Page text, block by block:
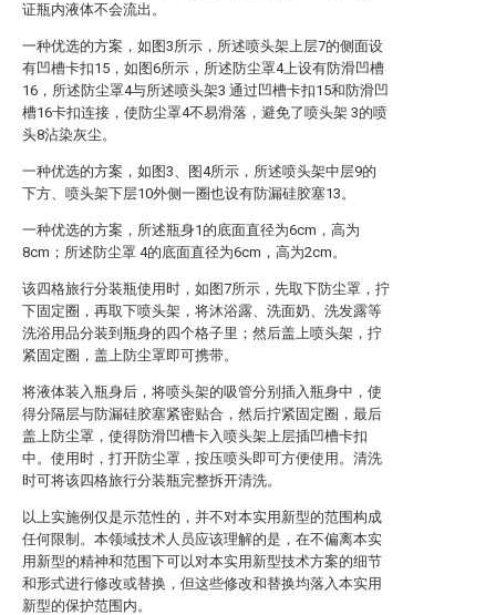
证瓶内液体不会流出。
一种优选的方案，如图3所示，所述喷头架上层7的侧面设
有凹槽卡扣15，如图6所示，所述防尘罩4上设有防滑凹槽
16，所述防尘罩4与所述喷头架3 通过凹槽卡扣15和防滑凹
槽16卡扣连接，使防尘罩4不易滑落，避免了喷头架 3的喷
头8沾染灰尘。
一种优选的方案，如图3、图4所示，所述喷头架中层9的
下方、喷头架下层10外侧一圈也设有防漏硅胶塞13。
一种优选的方案，所述瓶身1的底面直径为6cm，高为
8cm；所述防尘罩 4的底面直径为6cm，高为2cm。
该四格旅行分装瓶使用时，如图7所示，先取下防尘罩，拧
下固定圈，再取下喷头架，将沐浴露、洗面奶、洗发露等
洗浴用品分装到瓶身的四个格子里；然后盖上喷头架，拧
紧固定圈，盖上防尘罩即可携带。
将液体装入瓶身后，将喷头架的吸管分别插入瓶身中，使
得分隔层与防漏硅胶塞紧密贴合，然后拧紧固定圈，最后
盖上防尘罩，使得防滑凹槽卡入喷头架上层插凹槽卡扣
中。使用时，打开防尘罩，按压喷头即可方便使用。清洗
时可将该四格旅行分装瓶完整拆开清洗。
以上实施例仅是示范性的，并不对本实用新型的范围构成
任何限制。本领域技术人员应该理解的是，在不偏离本实
用新型的精神和范围下可以对本实用新型技术方案的细节
和形式进行修改或替换，但这些修改和替换均落入本实用
新型的保护范围内。